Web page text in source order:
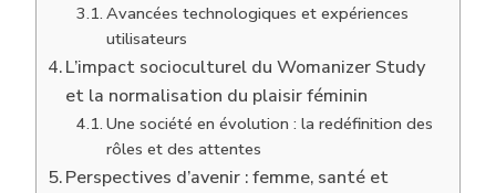
Avancées technologiques et expériences
utilisateurs
L’impact socioculturel du Womanizer Study
et la normalisation du plaisir féminin
Une société en évolution : la redéfinition des
rôles et des attentes
Perspectives d’avenir : femme, santé et